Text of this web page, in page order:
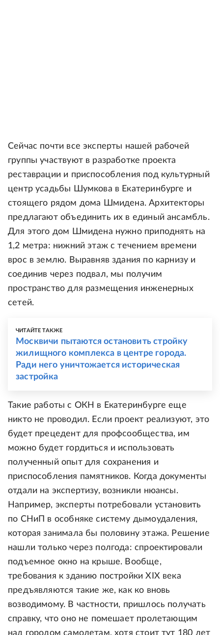
Сейчас почти все эксперты нашей рабочей
группы участвуют в разработке проекта
реставрации и приспособления под культурный
центр усадьбы Шумкова в Екатеринбурге и
стоящего рядом дома Шмидена. Архитекторы
предлагают объединить их в единый ансамбль.
Для этого дом Шмидена нужно приподнять на
1,2 метра: нижний этаж с течением времени
врос в землю. Выравняв здания по карнизу и
соединив через подвал, мы получим
пространство для размещения инженерных
сетей.
ЧИТАЙТЕ ТАКЖЕ
Москвичи пытаются остановить стройку
жилищного комплекса в центре города.
Ради него уничтожается историческая
застройка
Такие работы с ОКН в Екатеринбурге еще
никто не проводил. Если проект реализуют, это
будет прецедент для профсообщества, им
можно будет гордиться и использовать
полученный опыт для сохранения и
приспособления памятников. Когда документы
отдали на экспертизу, возникли нюансы.
Например, эксперты потребовали установить
по СНиП в особняке систему дымоудаления,
которая занимала бы половину этажа. Решение
нашли только через полгода: спроектировали
подъемное окно на крыше. Вообще,
требования к зданию постройки XIX века
предъявляются такие же, как ко вновь
возводимому. В частности, пришлось получать
справку, что оно не помешает пролетающим
над городом самолетам, хотя стоит тут 180 лет